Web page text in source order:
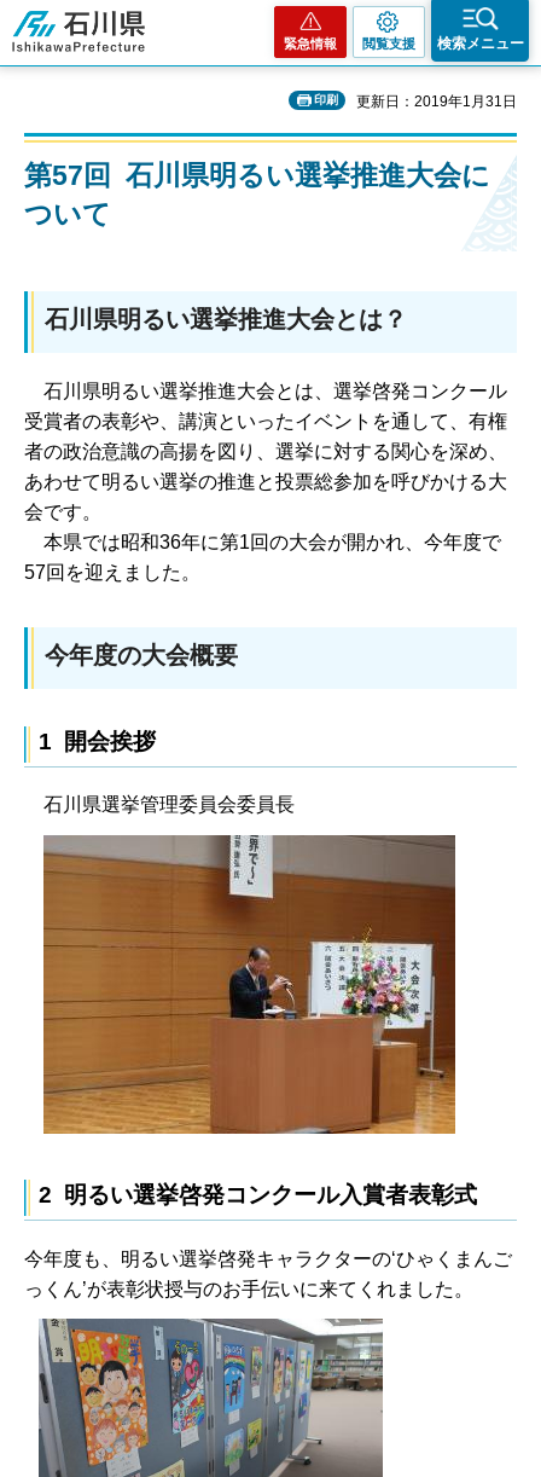
石川県
緊急情報 閲覧支援 検索メニュー
印刷 更新日：2019年1月31日
第57回 石川県明るい選挙推進大会に
ついて
石川県明るい選挙推進大会とは？
石川 県明るい選挙推進大会とは、選挙啓発コンクール
受賞者の表彰や、講演といったイベントを通して、有権
者の政治意識の高揚を図り、選挙に対する関心を深め、
あわせて明るい選挙の推進と投票総参加を呼びかける大
会です。
本県では昭和36年に第1回の大会が開かれ、今年度で
57回を迎えました。
今年度の大会概要
1 開会挨拶
石川県選挙管理委員会委員長
2 明るい選挙啓発コンクール入賞者表彰式
今年度も、明るい選挙啓発キャラクターの‘ひゃくまんご
っくん’が表彰状授与のお手伝いに来てくれました。